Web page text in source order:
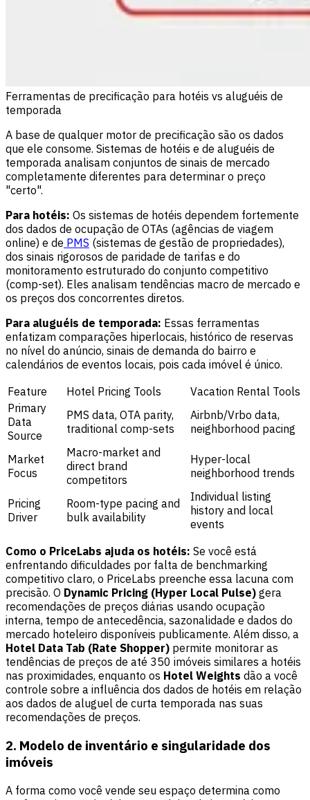
Ferramentas de precificação para hotéis vs aluguéis de
temporada
A base de qualquer motor de precificação são os dados
que ele consome. Sistemas de hotéis e de aluguéis de
temporada analisam conjuntos de sinais de mercado
completamente diferentes para determinar o preço
"certo".
Para hotéis: Os sistemas de hotéis dependem fortemente
dos dados de ocupação de OTAs (agências de viagem
online) e de PMS (sistemas de gestão de propriedades),
dos sinais rigorosos de paridade de tarifas e do
monitoramento estruturado do conjunto competitivo
(comp-set). Eles analisam tendências macro de mercado e
os preços dos concorrentes diretos.
Para aluguéis de temporada: Essas ferramentas
enfatizam comparações hiperlocais, histórico de reservas
no nível do anúncio, sinais de demanda do bairro e
calendários de eventos locais, pois cada imóvel é único.
Feature
Hotel Pricing Tools
Vacation Rental Tools
Primary
Data
Source
PMS data, OTA parity,
traditional comp-sets
Airbnb/Vrbo data,
neighborhood pacing
Market
Focus
Macro-market and
direct brand
competitors
Hyper-local
neighborhood trends
Pricing
Driver
Room-type pacing and
bulk availability
Individual listing
history and local
events
Como o PriceLabs ajuda os hotéis: Se você está
enfrentando dificuldades por falta de benchmarking
competitivo claro, o PriceLabs preenche essa lacuna com
precisão. O Dynamic Pricing (Hyper Local Pulse) gera
recomendações de preços diárias usando ocupação
interna, tempo de antecedência, sazonalidade e dados do
mercado hoteleiro disponíveis publicamente. Além disso, a
Hotel Data Tab (Rate Shopper) permite monitorar as
tendências de preços de até 350 imóveis similares a hotéis
nas proximidades, enquanto os Hotel Weights dão a você
controle sobre a influência dos dados de hotéis em relação
aos dados de aluguel de curta temporada nas suas
recomendações de preços.
2. Modelo de inventário e singularidade dos
imóveis
A forma como você vende seu espaço determina como